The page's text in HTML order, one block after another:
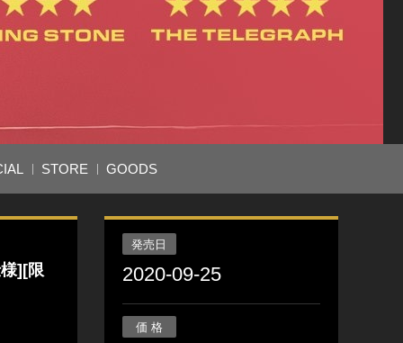
STORE GOODS
][限
発売日
2020-09-25
価 格